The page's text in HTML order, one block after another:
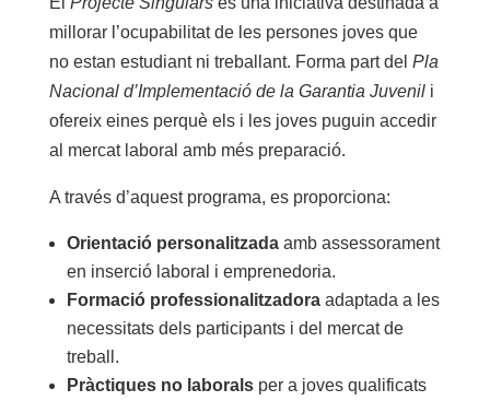
millorar l’ocupabilitat de les persones joves que
no estan estudiant ni treballant. Forma part del Pla
Nacional d’Implementació de la Garantia Juvenili
ofereix eines perquè els i les joves puguin accedir
al mercat laboral amb més preparació.
A través d’aquest programa, es proporciona:
Orientació personalitzadaamb assessorament
en inserció laboral i emprenedoria.
Formació professionalitzadoraadaptada a les
necessitats dels participants i del mercat de
treball.
Pràctiques no laboralsper a joves qualificats